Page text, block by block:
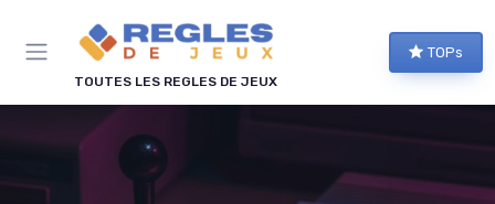
TOUTES LES REGLES DE JEUX
TOPs